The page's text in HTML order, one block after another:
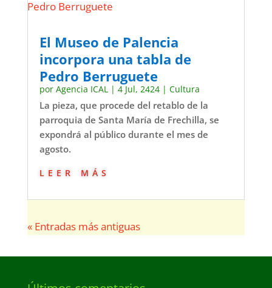
El Museo de Palencia
incorpora una tabla de
Pedro Berruguete
por Agencia ICAL| 4 Jul, 2424| Cultura
La pieza, que procede del retablo de la
parroquia de Santa María de Frechilla, se
expondrá al público durante el mes de
agosto.
leer más
« Entradas más antiguas